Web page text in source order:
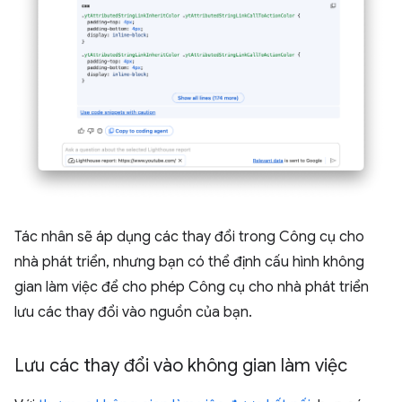
Tác nhân sẽ áp dụng các thay đổi trong Công cụ cho
nhà phát triển, nhưng bạn có thể định cấu hình không
gian làm việc để cho phép Công cụ cho nhà phát triển
lưu các thay đổi vào nguồn của bạn.
Lưu các thay đổi vào không gian làm việc